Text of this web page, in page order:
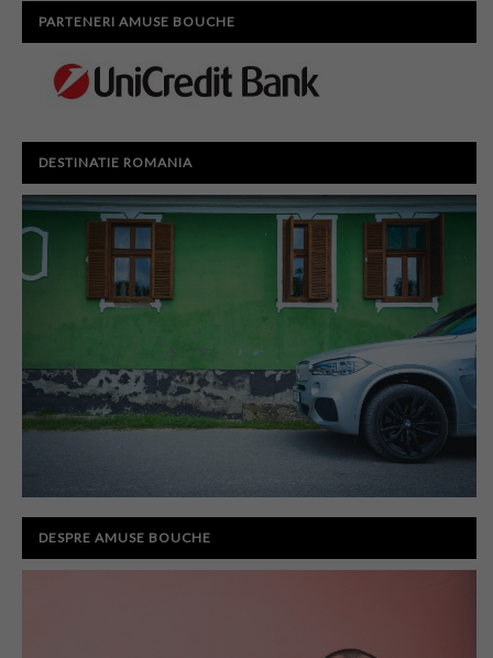
PARTENERI AMUSE BOUCHE
DESTINATIE ROMANIA
DESPRE AMUSE BOUCHE